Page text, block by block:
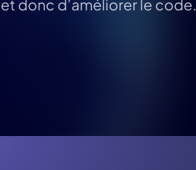
donc d’améliorer le code.